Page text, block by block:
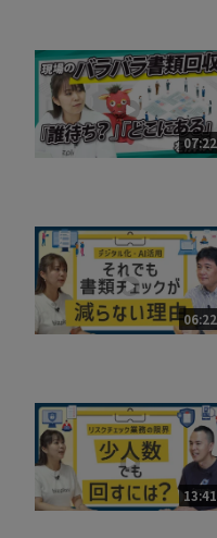
07:22
06:22
13:41